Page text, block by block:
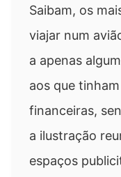
Saibam, os
viajar num
a apenas
aos que
financeiras,
a ilustração
espaços